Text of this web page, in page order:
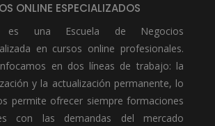
ONLINE ESPECIALIZADOS
es una Escuela de Negocios
en cursos online profesionales.
en dos líneas de trabajo: la
y la actualización permanente, lo
permite ofrecer siempre formaciones
con las demandas del mercado